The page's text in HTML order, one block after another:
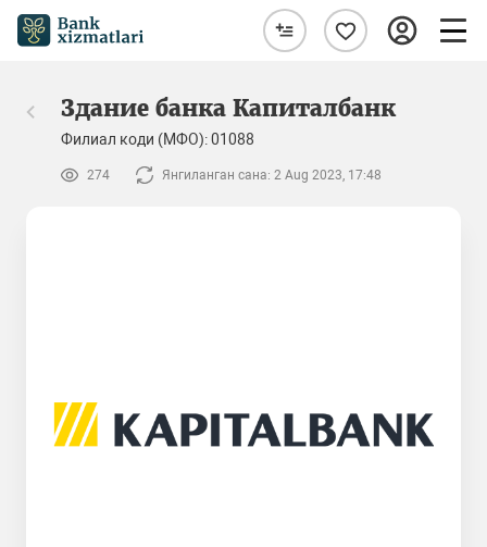
Здание банка Капиталбанк
Филиал коди (МФО): 01088
274 Янгиланган сана: 2 Aug 2023, 17:48